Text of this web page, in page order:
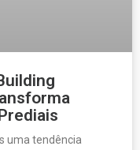
uma tendência